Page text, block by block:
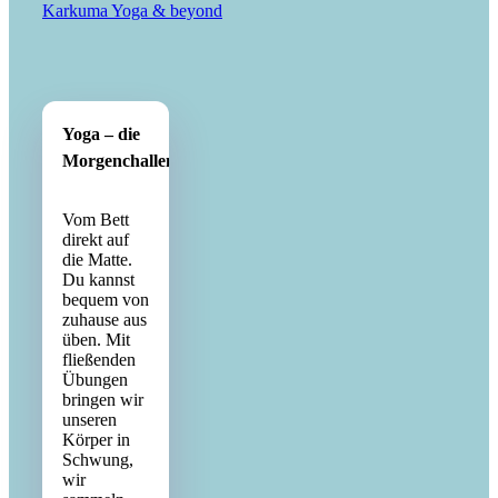
Karkuma Yoga & beyond
Yoga – die
Morgenchallenge
Vom Bett
direkt auf
die Matte.
Du kannst
bequem von
zuhause aus
üben. Mit
fließenden
Übungen
bringen wir
unseren
Körper in
Schwung,
wir